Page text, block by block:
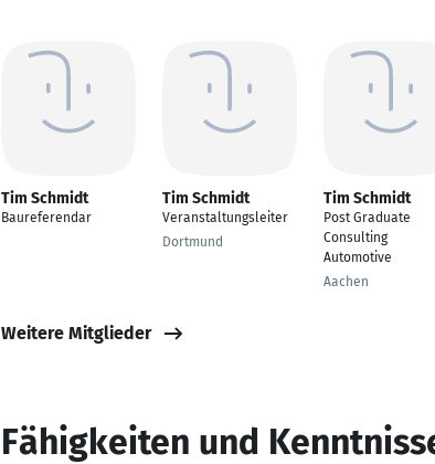
Tim Schmidt
Baureferendar
Tim Schmidt
Veranstaltungsleiter
Dortmund
Tim Schmidt
Post Graduate
Consulting
Automotive
Aachen
Weitere Mitglieder
Fähigkeiten und